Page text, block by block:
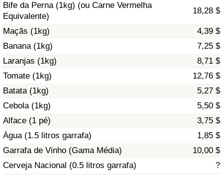
Bife da Perna (1kg) (ou Carne Vermelha
Equivalente)
18,28 $
Maçãs (1kg)
4,39 $
Banana (1kg)
7,25 $
Laranjas (1kg)
8,71 $
Tomate (1kg)
12,76 $
Batata (1kg)
5,27 $
Cebola (1kg)
5,50 $
Alface (1 pé)
3,75 $
Água (1.5 litros garrafa)
1,85 $
Garrafa de Vinho (Gama Média)
10,00 $
Cerveja Nacional (0.5 litros garrafa)
?
Indicador de Poluição (Atual)
Indicador de Poluição por País
Trânsito
Indicador de Trânsito
Indicador de Trânsito (Atual)
Indicador de Trânsito por País